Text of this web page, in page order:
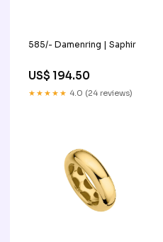
585/- Damenring | Saphir
US$ 194.50
★★★★★ 4.0 (24 reviews)